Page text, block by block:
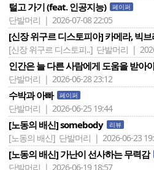
털고 가기 (feat. 인공지능) 페이퍼
단발머리 | 2026-07-08 22:05
[신장 위구르 디스토피아] 카메라, 빅
[신장 위구르 디스토피..] 단발머리 |
인간은 늘 다른 사람에게 도움을 받아
단발머리 | 2026-06-28 23:12
수박과 아빠 페이퍼
단발머리 | 2026-06-25 19:44
[노동의 배신] somebody 리뷰
[노동의 배신] 단발머리 | 2026-06-23
[노동의 배신] 가난이 선사하는 무력감
단발머리 | 2026-06-19 18:57